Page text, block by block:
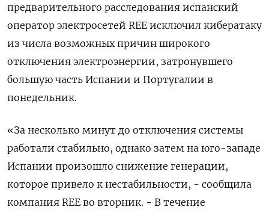
предварительного расследования испанский
оператор электросетей REE исключил кибератаку
из числа возможных причин широкого
отключения электроэнергии, затронувшего
большую часть Испании и Португалии в
понедельник.
«За несколько минут до отключения системы
работали стабильно, однако затем на юго-западе
Испании произошло снижение генерации,
которое привело к нестабильности, - сообщила
компания REE во вторник. - В течение